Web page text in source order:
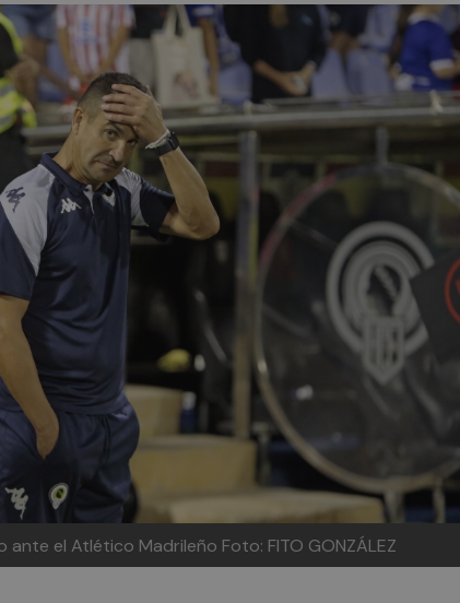
ante el Atlético Madrileño Foto: FITO GONZÁLEZ